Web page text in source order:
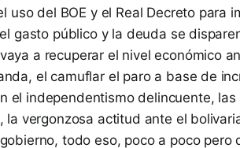
uso del BOE y el Real Decreto para
gasto público y la deuda se
a recuperar el nivel económico
el camuflar el paro a base de
el independentismo delincuente,
la vergonzosa actitud ante el
todo eso, poco a poco